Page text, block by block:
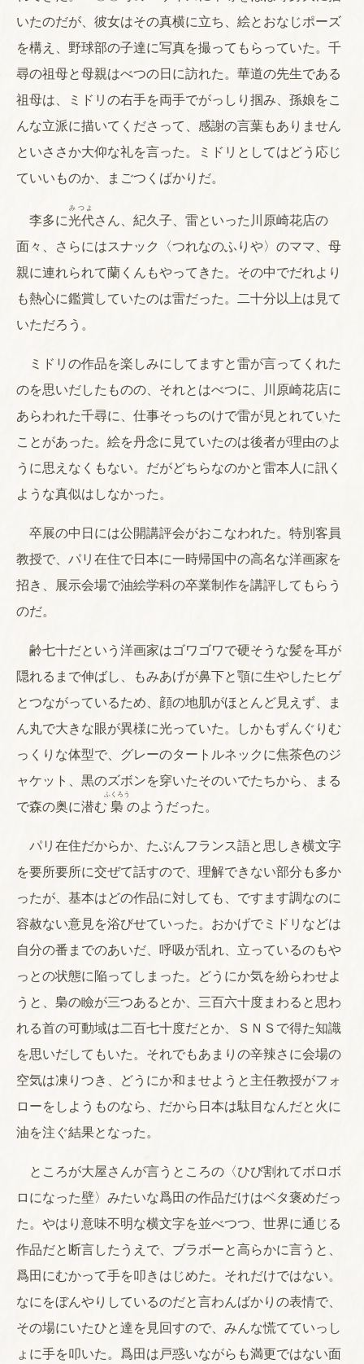
いたのだが、彼女はその真横に立ち、絵とおなじポーズ
を構え、野球部の子達に写真を撮ってもらっていた。千
尋の祖母と母親はべつの日に訪れた。華道の先生である
祖母は、ミドリの右手を両手でがっしり掴み、孫娘をこ
んな立派に描いてくださって、感謝の言葉もありません
といささか大仰な礼を言った。ミドリとしてはどう応じ
ていいものか、まごつくばかりだ。
李多に光代
みつよ
さん、紀久子、雷といった川原崎花店の
面々、さらにはスナック〈つれなのふりや〉のママ、母
親に連れられて蘭くんもやってきた。その中でだれより
も熱心に鑑賞していたのは雷だった。二十分以上は見て
いただろう。
ミドリの作品を楽しみにしてますと雷が言ってくれた
のを思いだしたものの、それとはべつに、川原崎花店に
あらわれた千尋に、仕事そっちのけで雷が見とれていた
ことがあった。絵を丹念に見ていたのは後者が理由のよ
うに思えなくもない。だがどちらなのかと雷本人に訊く
ような真似はしなかった。
卒展の中日には公開講評会がおこなわれた。特別客員
教授で、パリ在住で日本に一時帰国中の高名な洋画家を
招き、展示会場で油絵学科の卒業制作を講評してもらう
のだ。
齢七十だという洋画家はゴワゴワで硬そうな髪を耳が
隠れるまで伸ばし、もみあげが鼻下と顎に生やしたヒゲ
とつながっているため、顔の地肌がほとんど見えず、ま
ん丸で大きな眼が異様に光っていた。しかもずんぐりむ
っくりな体型で、グレーのタートルネックに焦茶色のジ
ャケット、黒のズボンを穿いたそのいでたちから、まる
で森の奥に潜む 梟
ふくろう
のようだった。
パリ在住だからか、たぶんフランス語と思しき横文字
を要所要所に交ぜて話すので、理解できない部分も多か
ったが、基本はどの作品に対しても、ですます調なのに
容赦ない意見を浴びせていった。おかげでミドリなどは
自分の番までのあいだ、呼吸が乱れ、立っているのもや
っとの状態に陥ってしまった。どうにか気を紛らわせよ
うと、梟の瞼が三つあるとか、三百六十度まわると思わ
れる首の可動域は二百七十度だとか、ＳＮＳで得た知識
を思いだしてもいた。それでもあまりの辛辣さに会場の
空気は凍りつき、どうにか和ませようと主任教授がフォ
ローをしようものなら、だから日本は駄目なんだと火に
油を注ぐ結果となった。
ところが大屋さんが言うところの〈ひび割れてボロボ
ロになった壁〉みたいな爲田の作品だけはベタ褒めだっ
た。やはり意味不明な横文字を並べつつ、世界に通じる
作品だと断言したうえで、ブラボーと高らかに言うと、
爲田にむかって手を叩きはじめた。それだけではない。
なにをぼんやりしているのだと言わんばかりの表情で、
その場にいたひと達を見回すので、みんな慌てていっし
ょに手を叩いた。爲田は戸惑いながらも満更ではない面